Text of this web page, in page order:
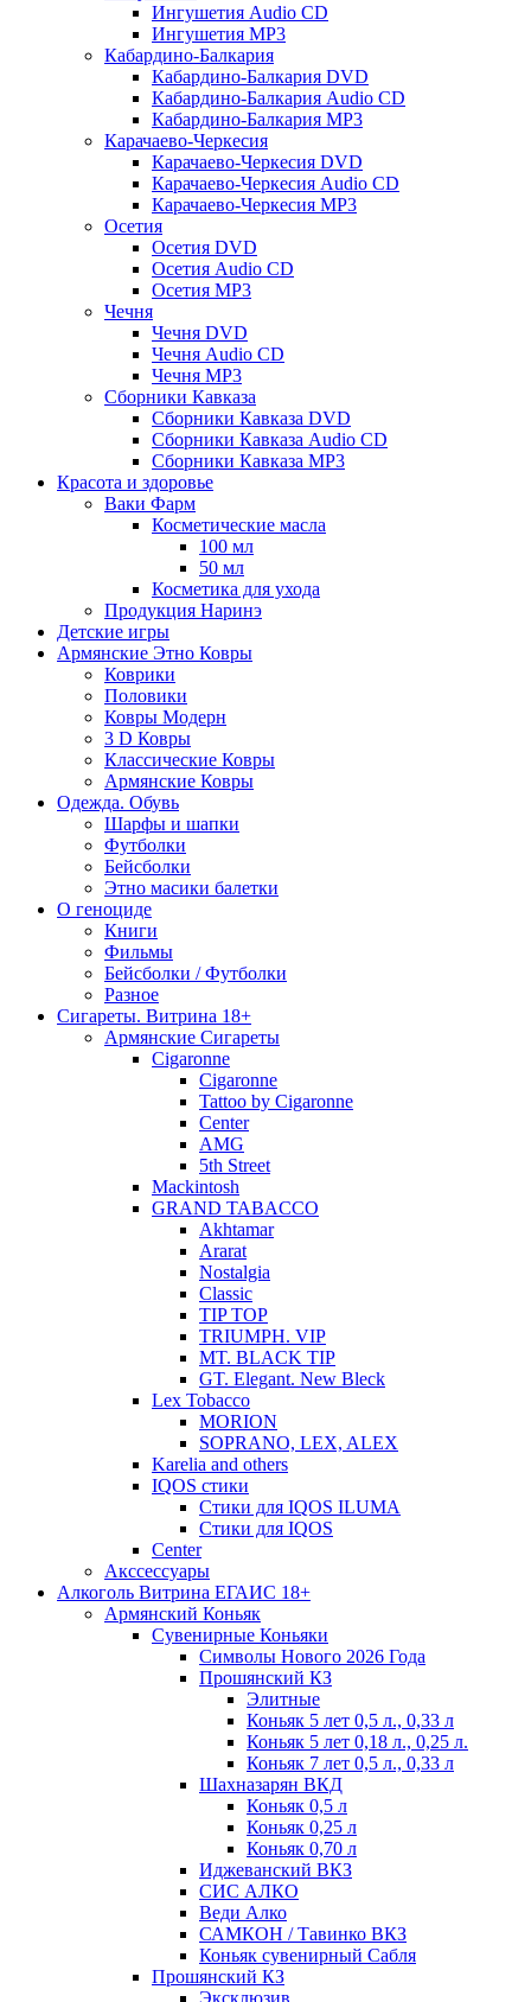
Ингушетия Audio CD
Ингушетия MP3
Кабардино-Балкария
Кабардино-Балкария DVD
Кабардино-Балкария Audio CD
Кабардино-Балкария MP3
Карачаево-Черкесия
Карачаево-Черкесия DVD
Карачаево-Черкесия Audio CD
Карачаево-Черкесия MP3
Осетия
Осетия DVD
Осетия Audio CD
Осетия MP3
Чечня
Чечня DVD
Чечня Audio CD
Чечня MP3
Сборники Кавказа
Сборники Кавказа DVD
Сборники Кавказа Audio CD
Сборники Кавказа MP3
Красота и здоровье
Ваки Фарм
Косметические масла
100 мл
50 мл
Косметика для ухода
Продукция Наринэ
Детские игры
Армянские Этно Ковры
Коврики
Половики
Ковры Модерн
3 D Ковры
Классические Ковры
Армянские Ковры
Одежда. Обувь
Шарфы и шапки
Футболки
Бейсболки
Этно масики балетки
О геноциде
Книги
Фильмы
Бейсболки / Футболки
Разное
Сигареты. Витрина 18+
Армянские Сигареты
Cigaronne
Cigaronne
Tattoo by Cigaronne
Center
AMG
5th Street
Mackintosh
GRAND TABACCO
Akhtamar
Ararat
Nostalgia
Classic
TIP TOP
TRIUMPH. VIP
MT. BLACK TIP
GT. Elegant. New Bleck
Lex Tobacco
MORION
SOPRANO, LEX, ALEX
Karelia and others
IQOS стики
Стики для IQOS ILUMA
Стики для IQOS
Сenter
Акссессуары
Алкоголь Витрина ЕГАИС 18+
Армянский Коньяк
Сувенирные Коньяки
Символы Нового 2026 Года
Прошянский КЗ
Элитные
Коньяк 5 лет 0,5 л., 0,33 л
Коньяк 5 лет 0,18 л., 0,25 л.
Коньяк 7 лет 0,5 л., 0,33 л
Шахназарян ВКД
Коньяк 0,5 л
Коньяк 0,25 л
Коньяк 0,70 л
Иджеванский ВКЗ
СИС АЛКО
Веди Алко
САМКОН / Тавинко ВКЗ
Коньяк сувенирный Сабля
Прошянский КЗ
Эксклюзив